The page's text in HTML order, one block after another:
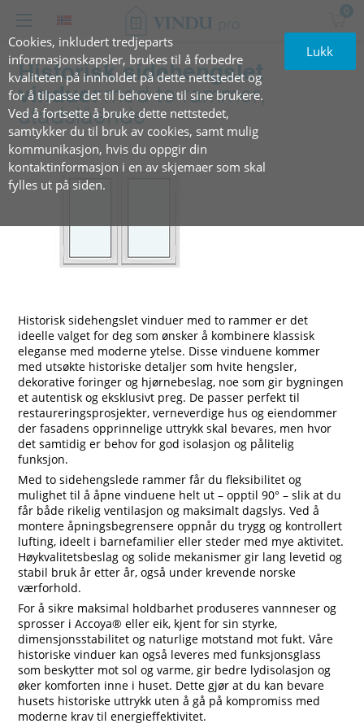
Cookies, inkludert tredjeparts
informasjonskapsler, brukes til å forbedre
kvaliteten på innholdet på dette nettstedet og
for å tilpasse det til behovene til sine brukere.
Ved å fortsette å bruke dette nettstedet,
samtykker du til bruk av cookies, samt mulig
kommunikasjon, hvis du oppgir din
kontaktinformasjon i en av skjemaer som skal
fylles ut på siden.
Lukk
0
Historisk sidehengslet
vinduermed to rammer,
utadslående
Historisk sidehengslet vinduer med to rammer er det
ideelle valget for deg som ønsker å kombinere klassisk
eleganse med moderne ytelse. Disse vinduene kommer
med utsøkte historiske detaljer som hvite hengsler,
dekorative foringer og hjørnebeslag, noe som gir bygningen
et autentisk og eksklusivt preg. De passer perfekt til
restaureringsprosjekter, verneverdige hus og eiendommer
der fasadens opprinnelige uttrykk skal bevares, men hvor
det samtidig er behov for god isolasjon og pålitelig
funksjon.
Med to sidehengslede rammer får du fleksibilitet og
mulighet til å åpne vinduene helt ut – opptil 90° – slik at du
får både rikelig ventilasjon og maksimalt dagslys. Ved å
montere åpningsbegrensere oppnår du trygg og kontrollert
lufting, ideelt i barnefamilier eller steder med mye aktivitet.
Høykvalitetsbeslag og solide mekanismer gir lang levetid og
stabil bruk år etter år, også under krevende norske
værforhold.
For å sikre maksimal holdbarhet produseres vannneser og
sprosser i Accoya® eller eik, kjent for sin styrke,
dimensjonsstabilitet og naturlige motstand mot fukt. Våre
historiske vinduer kan også leveres med funksjonsglass
som beskytter mot sol og varme, gir bedre lydisolasjon og
øker komforten inne i huset. Dette gjør at du kan bevare
husets historiske uttrykk uten å gå på kompromiss med
moderne krav til energieffektivitet.